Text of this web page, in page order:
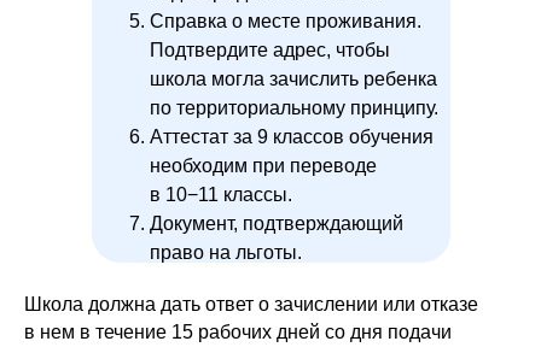
Справка о месте проживания.
Подтвердите адрес, чтобы
школа могла зачислить ребенка
по территориальному принципу.
Аттестат за 9 классов обучения
необходим при переводе
в 10−11 классы.
Документ, подтверждающий
право на льготы.
Школа должна дать ответ о зачислении или отказе
в нем в течение 15 рабочих дней со дня подачи